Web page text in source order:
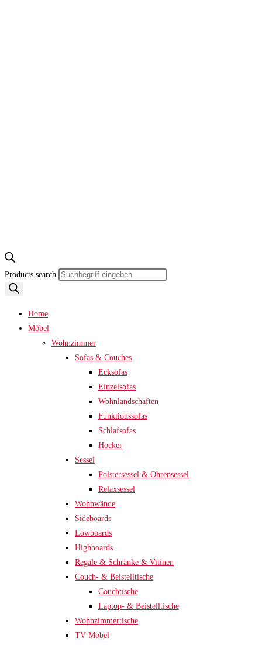
Products search
Home
Möbel
Wohnzimmer
Sofas & Couches
Ecksofas
Einzelsofas
Wohnlandschaften
Funktionssofas
Schlafsofas
Hocker
Sessel
Polstersessel & Ohrensessel
Relaxsessel
Wohnwände
Sideboards
Lowboards
Highboards
Regale & Schränke & Vitinen
Couch- & Beistelltische
Couchtische
Laptop- & Beistelltische
Wohnzimmertische
TV Möbel